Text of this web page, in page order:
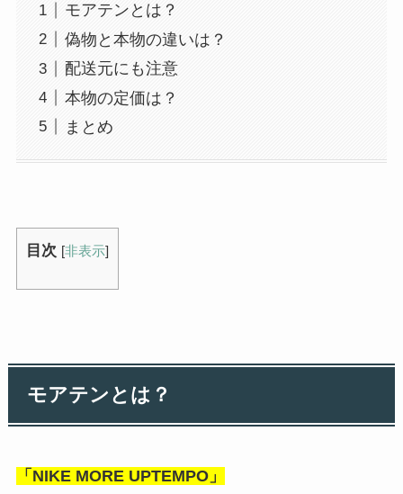
モアテンとは？
偽物と本物の違いは？
配送元にも注意
本物の定価は？
まとめ
目次 [非表示]
モアテンとは？
「NIKE MORE UPTEMPO」